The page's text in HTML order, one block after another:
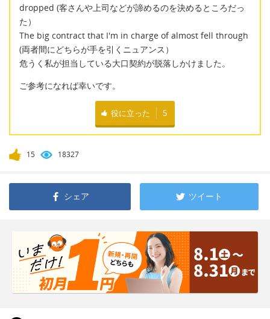
dropped (客さんや上司などが諦めるのを決めるところだっ
た）
The big contract that I'm in charge of almost fell through
(両者間にどちらが手を引くニュアンス）
危うく私が担当している大口契約が脱落しかけました。
ご参考になれば幸いです。
役に立った 5
15 18327
シェア ツイート